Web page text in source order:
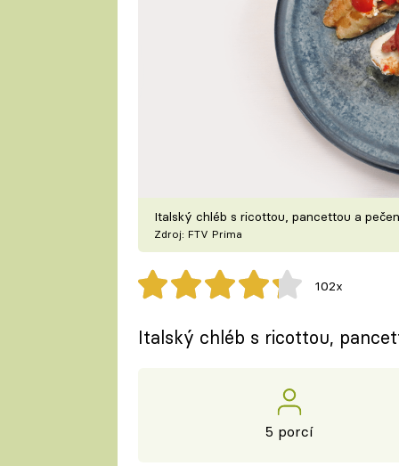
Italský chléb s ricottou, pancettou a
Zdroj: FTV Prima
102x
Italský chléb s ricottou,
5 porcí